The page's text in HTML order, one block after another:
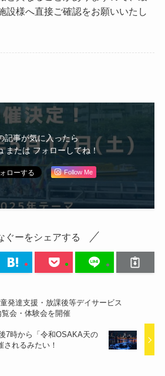
設様へ直接ご確認をお願いいたし
記事が気に入ったら
または フォローしてね！
Follow Me
ぐーをシェアする
発達支援・放課後等デイサービス
覧会・体験会を開催
7時から「令和OSAKA天の
されるみたい！